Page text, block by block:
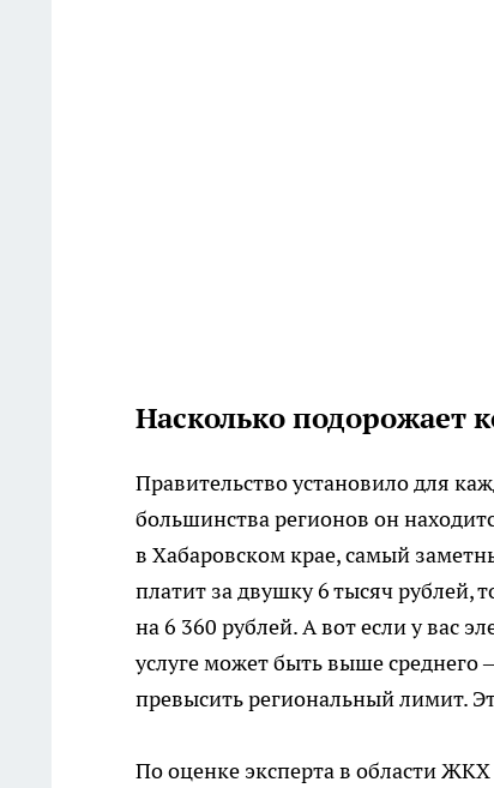
Насколько подорожает
Правительство установило для
большинства регионов он
в Хабаровском крае, самый
платит за двушку 6 тысяч рублей,
на 6 360 рублей. А вот если у вас
услуге может быть выше
превысить региональный лимит.
По оценке эксперта в области